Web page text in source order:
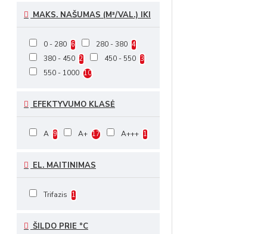
MAKS. NAŠUMAS (M³/VAL.) IKI
0 - 280 6 280 - 380 4
380 - 450 2 450 - 550 3
550 - 1000 10
EFEKTYVUMO KLASĖ
A 9 A+ 17 A+++ 1
EL. MAITINIMAS
Trifazis 1
ŠILDO PRIE °C